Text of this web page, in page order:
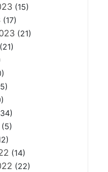
(15)
(17)
(21)
(14)
(22)